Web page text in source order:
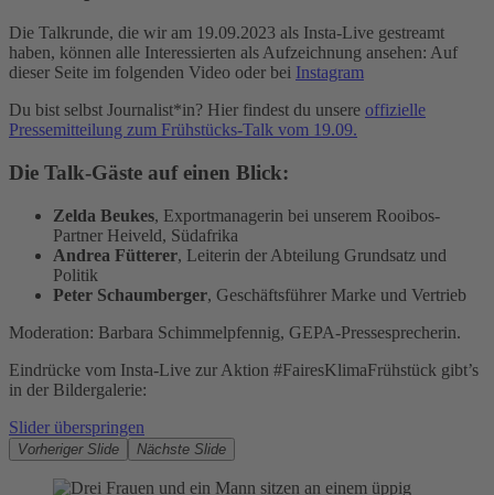
Akzeptieren
Management Platform
Die Talkrunde, die wir am 19.09.2023 als Insta-Live gestreamt
haben, können alle Interessierten als Aufzeichnung ansehen: Auf
dieser Seite im folgenden Video oder bei Instagram
Du bist selbst Journalist*in? Hier findest du unsere offizielle
Pressemitteilung zum Frühstücks-Talk vom 19.09.
Die Talk-Gäste auf einen Blick:
Zelda Beukes, Exportmanagerin bei unserem Rooibos-
Partner Heiveld, Südafrika
Andrea Fütterer, Leiterin der Abteilung Grundsatz und
Politik
Peter Schaumberger, Geschäftsführer Marke und Vertrieb
Moderation: Barbara Schimmelpfennig, GEPA-Pressesprecherin.
Eindrücke vom Insta-Live zur Aktion #FairesKlimaFrühstück gibt’s
in der Bildergalerie:
Slider überspringen
Vorheriger Slide Nächste Slide